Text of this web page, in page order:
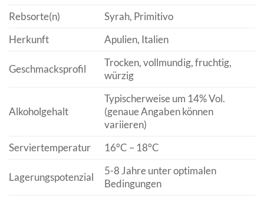
Rebsorte(n)
Syrah, Primitivo
Herkunft
Apulien, Italien
Geschmacksprofil
Trocken, vollmundig, fruchtig,
würzig
Alkoholgehalt
Typischerweise um 14% Vol.
(genaue Angaben können
variieren)
Serviertemperatur
16°C – 18°C
Lagerungspotenzial
5-8 Jahre unter optimalen
Bedingungen